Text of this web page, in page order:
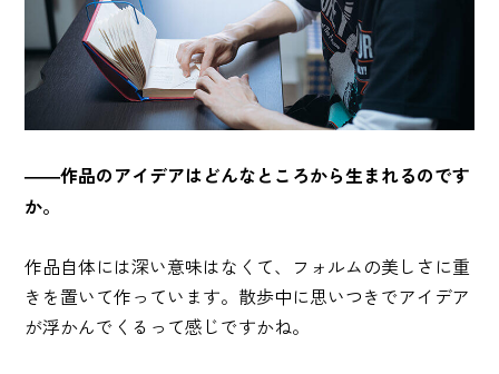
――作品のアイデアはどんなところから生まれるのです
か。
作品自体には深い意味はなくて、フォルムの美しさに重
きを置いて作っています。散歩中に思いつきでアイデア
が浮かんでくるって感じですかね。